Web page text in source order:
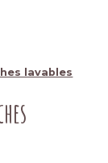
lavables